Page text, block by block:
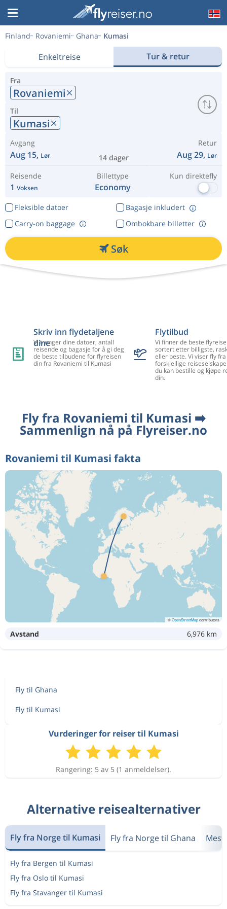
Finland Rovaniemi Ghana Kumasi
Enkeltreise Tur & retur
Fra
Rovaniemi
Til
Kumasi
Avgang
Aug 15, Lør 14 dager
Retur
Aug 29, Lør
Reisende
1 Voksen
Billettype
Economy
Kun direktefly
Fleksible datoer
Bagasje inkludert
Ombokbare billetter
Carry-on baggage
Søk
Skriv inn flydetaljene
dine
Vi trenger dine datoer, antall
reisende og bagasje for å gi deg
de beste tilbudene for flyreisen
din fra Rovaniemi til Kumasi
Flytilbud
Vi finner de beste
sortert etter billigste,
eller beste. Vi viser fly
forskjellige
du kan bestille og kjøpe
din.
Fly fra Rovaniemi til Kumasi ➡️
Sammenlign nå på Flyreiser.no
Rovaniemi til Kumasi fakta
©OpenStreetMapcontributors
Avstand 6,976 km
Fly til Ghana
Fly til Kumasi
Vurderinger for reiser til Kumasi
Rangering: 5 av 5 (1 anmeldelser).
Alternative reisealternativer
Fly fra Norge til Kumasi Fly fra Norge til Ghana
Fly fra Bergen til Kumasi
Fly fra Oslo til Kumasi
Fly fra Stavanger til Kumasi